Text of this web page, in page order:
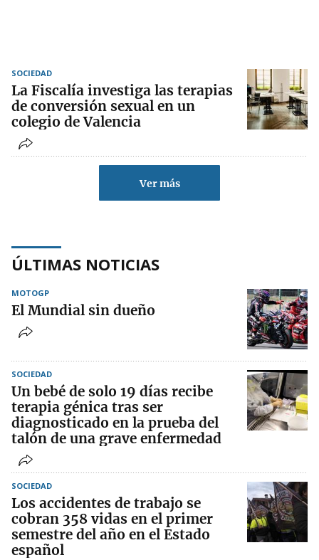
SOCIEDAD
La Fiscalía investiga las terapias
de conversión sexual en un
colegio de Valencia
Ver más
ÚLTIMAS NOTICIAS
MOTOGP
El Mundial sin dueño
SOCIEDAD
Un bebé de solo 19 días recibe
terapia génica tras ser
diagnosticado en la prueba del
talón de una grave enfermedad
SOCIEDAD
Los accidentes de trabajo se
cobran 358 vidas en el primer
semestre del año en el Estado
español